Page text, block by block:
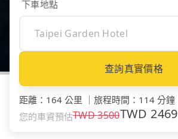
下車地點
查詢真實價格
距離 ： 164 公里 旅程時間 ： 114 分鐘
您的車資預估TWD3500TWD 2469